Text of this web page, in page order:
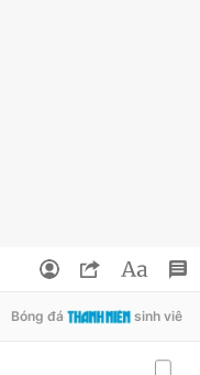
Bóng đá sinh viên